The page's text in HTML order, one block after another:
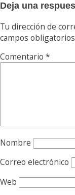
Deja una
Tu dirección de
campos
Comentario *
Nombre
Correo electrónico
Web